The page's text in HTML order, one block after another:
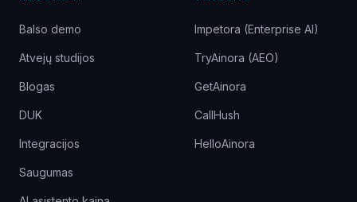
Balso demo
Atvejų studijos
Blogas
DUK
Integracijos
Saugumas
Impetora (Enterprise AI)
TryAinora (AEO)
GetAinora
CallHush
HelloAinora